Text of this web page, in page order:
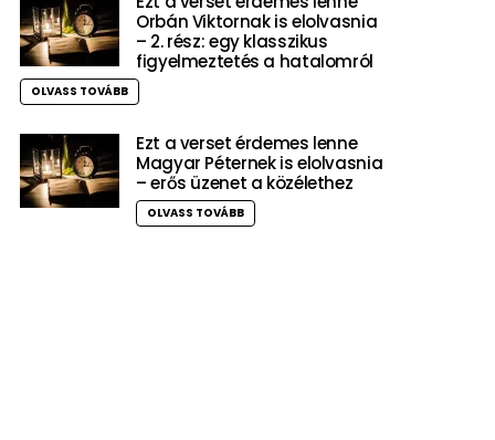
Orbán Viktornak is elolvasnia
– 2. rész: egy klasszikus
figyelmeztetés a hatalomról
OLVASS TOVÁBB
Ezt a verset érdemes lenne
Magyar Péternek is elolvasnia
– erős üzenet a közélethez
OLVASS TOVÁBB